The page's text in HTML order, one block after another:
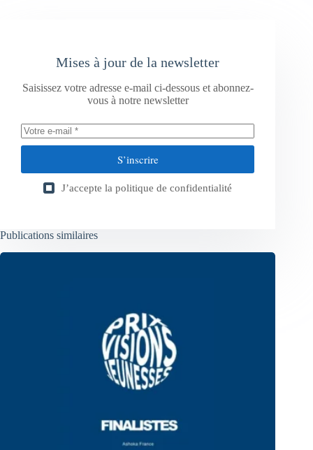
Mises à jour de la newsletter
Saisissez votre adresse e-mail ci-dessous et abonnez-
vous à notre newsletter
S’inscrire
J’accepte la politique de confidentialité
Publications similaires